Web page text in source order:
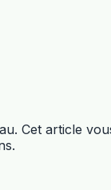
Cet article